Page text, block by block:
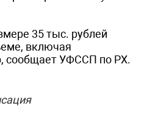
35 тыс. рублей
включая
сообщает УФССП по РХ.